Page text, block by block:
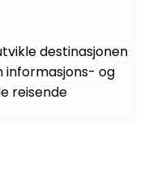
destinasjonen
informasjons- og
reisende